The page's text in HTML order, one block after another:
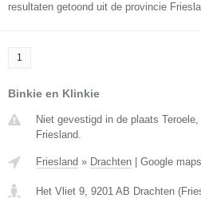
resultaten getoond uit de provincie
1
Binkie en Klinkie
Niet gevestigd in de plaats
Friesland.
Friesland » Drachten Google maps
Het Vliet 9, 9201 AB Drachten (